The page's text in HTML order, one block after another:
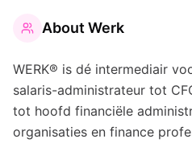
About Werk
WERK® is dé intermediair
salaris-administrateur tot
tot hoofd financiële
organisaties en finance